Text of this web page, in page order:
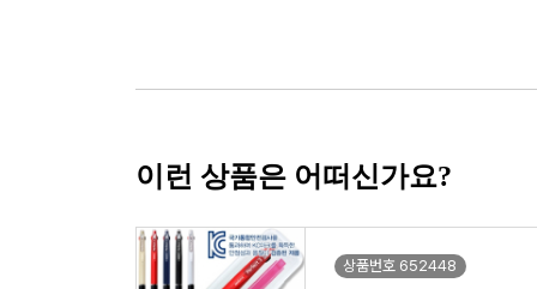
이런 상품은 어떠신가요?
상품번호 652448